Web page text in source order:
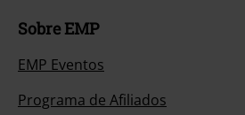
Sobre EMP
EMP Eventos
Programa de Afiliados